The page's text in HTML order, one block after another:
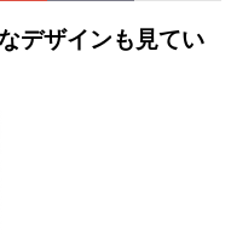
デザインも見てい